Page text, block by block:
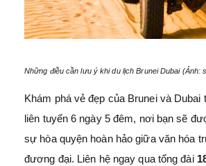
Những điều cần lưu ý khi du lịch Brunei Dubai (Ảnh:
Khám phá vẻ đẹp của Brunei và Dubai
liên tuyến 6 ngày 5 đêm, nơi bạn sẽ
sự hòa quyện hoàn hảo giữa văn hóa
đương đại. Liên hệ ngay qua tổng đài